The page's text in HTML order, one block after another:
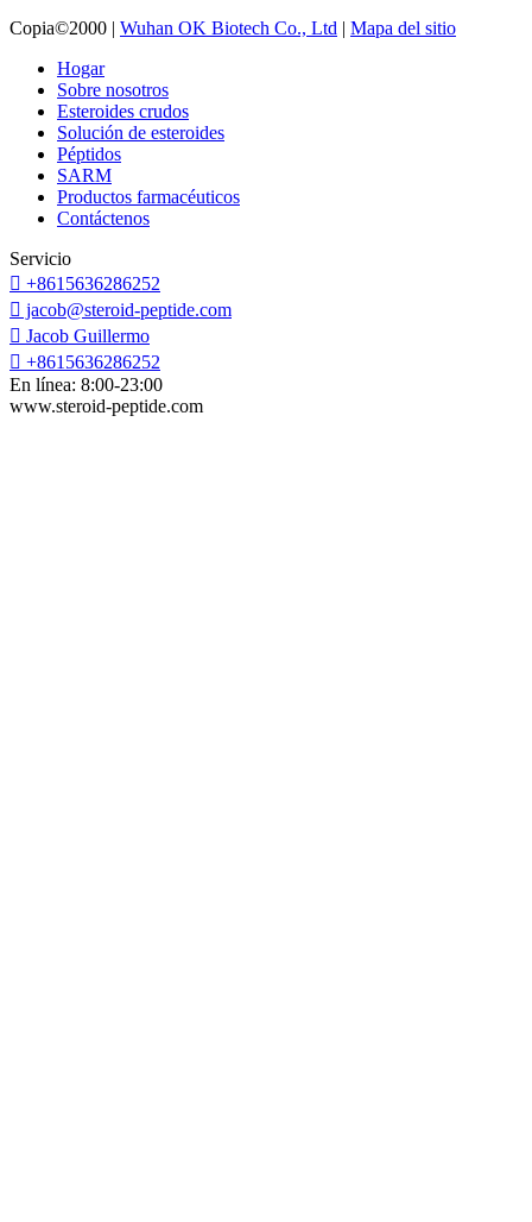
Copia©2000 | Wuhan OK Biotech Co., Ltd | Mapa del sitio
Hogar
Sobre nosotros
Esteroides crudos
Solución de esteroides
Péptidos
SARM
Productos farmacéuticos
Contáctenos
Servicio
 +8615636286252
 jacob@steroid-peptide.com
 Jacob Guillermo
 +8615636286252
En línea: 8:00-23:00
www.steroid-peptide.com